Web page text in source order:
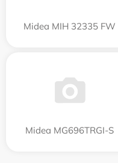
Midea MIH 32335 FW
Midea MG696TRGI-S